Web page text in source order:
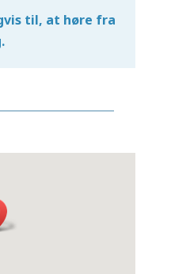
til, at høre fra